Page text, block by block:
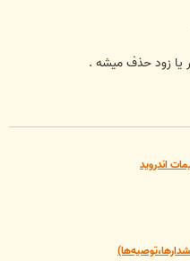
زود حذف میشه .
اندروید